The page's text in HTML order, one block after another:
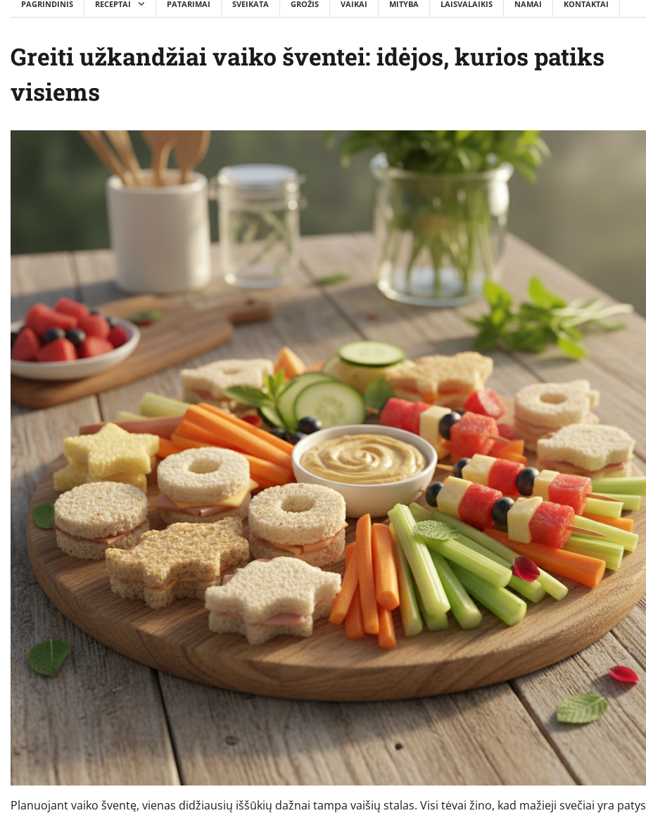
PAGRINDINIS RECEPTAI PATARIMAI SVEIKATA GROŽIS VAIKAI MITYBA LAISVALAIKIS NAMAI KONTAKTAI
Greiti užkandžiai vaiko šventei: idėjos, kurios patiks
visiems
Planuojant vaiko šventę, vienas didžiausių iššūkių dažnai tampa vaišių stalas. Visi tėvai žino, kad mažieji svečiai yra patys